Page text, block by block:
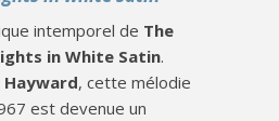
intemporel de The
in White Satin.
Hayward, cette mélodie
est devenue un